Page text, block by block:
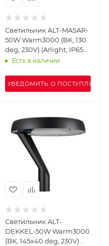
Светильник ALT-MASAR-
50W Warm3000 (BK, 130
deg, 230V) (Arlight, IP65
Металл, 5 лет)
Есть в наличии
УВЕДОМИТЬ О ПОСТУПЛЕНИИ
Светильник ALT-
DEKKEL-50W Warm3000
(BK, 145x40 deg, 230V)